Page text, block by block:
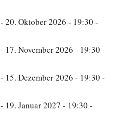
- 20. Oktober 2026 - 19:30 -
- 17. November 2026 - 19:30 -
- 15. Dezember 2026 - 19:30 -
- 19. Januar 2027 - 19:30 -